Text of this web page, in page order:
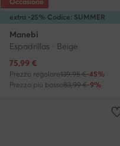
extra -25% Codice: SUMMER
Manebi
Espadrillas · Beige
Prezzo attuale
75,99 €
Prezzo regolare139,95 €-45%
Prezzo più basso83,99 €-9%